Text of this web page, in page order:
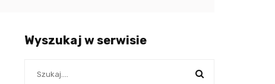
Wyszukaj w serwisie